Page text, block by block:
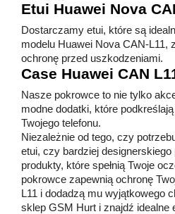
Etui Huawei Nova
Dostarczamy etui, które są
modelu Huawei Nova CAN-L11,
ochronę przed uszkodzeniami.
Case Huawei CAN
Nasze pokrowce to nie tylko
modne dodatki, które
Twojego telefonu.
Niezależnie od tego, czy
etui, czy bardziej
produkty, które spełnią Twoje
pokrowce zapewnią ochronę
L11 i dodadzą mu wyjątkowego
sklep GSM Hurt i znajdź idealne